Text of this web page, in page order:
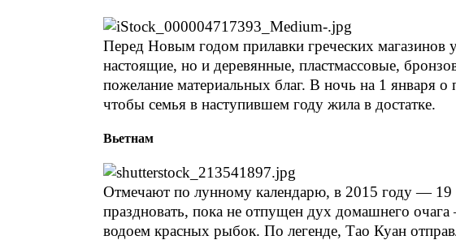
Перед Новым годом прилавки греческих магазинов
настоящие, но и деревянные, пластмассовые,
пожелание материальных благ. В ночь на 1 января о
чтобы семья в наступившем году жила в достатке.
Вьетнам
Отмечают по лунному календарю, в 2015 году — 19
праздновать, пока не отпущен дух домашнего
водоем красных рыбок. По легенде, Тао Куан